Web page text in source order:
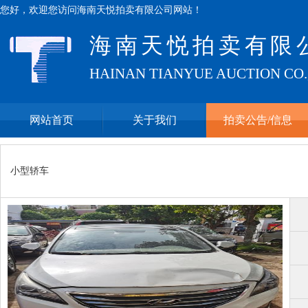
海南天悦拍卖有限
HAINAN TIANYUE AUCTION
您好，欢迎您访问海南天悦拍卖有限公司网站！
网站首页 关于我们 拍卖公告/信息
小型轿车